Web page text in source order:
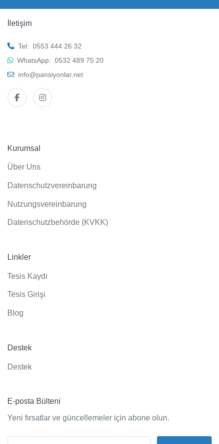
İletişim
Tel: 0553 444 26 32
WhatsApp: 0532 489 75 20
info@pansiyonlar.net
Kurumsal
Über Uns
Datenschutzvereinbarung
Nutzungsvereinbarung
Datenschutzbehörde (KVKK)
Linkler
Tesis Kaydı
Tesis Girişi
Blog
Destek
Destek
E-posta Bülteni
Yeni fırsatlar ve güncellemeler için abone olun.